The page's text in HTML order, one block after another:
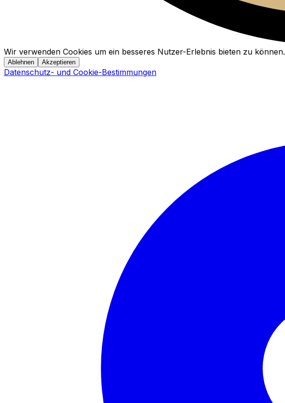
Wir verwenden Cookies um ein besseres Nutzer-Erlebnis bieten zu können.
Ablehnen Akzeptieren
Datenschutz- und Cookie-Bestimmungen